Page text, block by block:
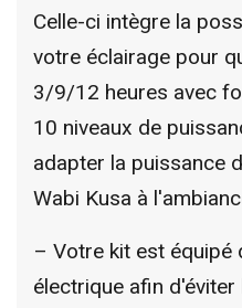
Celle-ci intègre la
votre éclairage pour
3/9/12 heures avec
10 niveaux de
adapter la puissance
Wabi Kusa à
– Votre kit est équipé
électrique afin